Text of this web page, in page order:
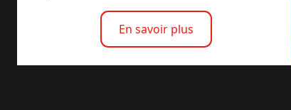
En savoir plus